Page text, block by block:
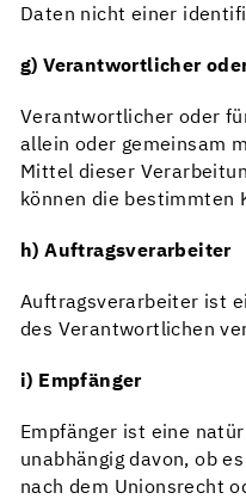
Daten nicht einer
g) Verantwortlicher
Verantwortlicher oder
allein oder gemeinsam
Mittel dieser
können die bestimmten
h) Auftragsverarbeiter
Auftragsverarbeiter ist
des Verantwortlichen
i) Empfänger
Empfänger ist eine
unabhängig davon, ob
nach dem Unionsrecht